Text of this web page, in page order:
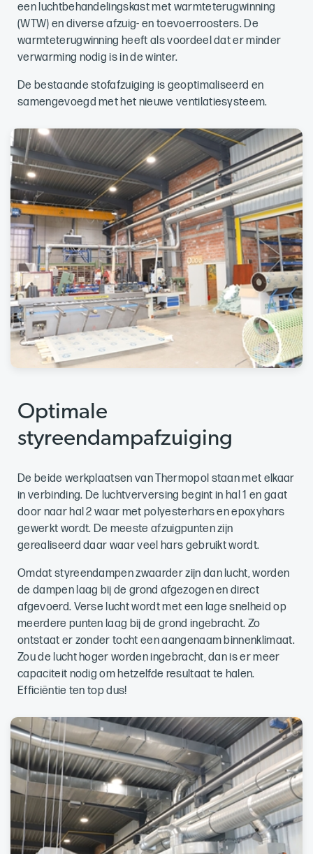
een luchtbehandelingskast met warmteterugwinning
(WTW) en diverse afzuig- en toevoerroosters. De
warmteterugwinning heeft als voordeel dat er minder
verwarming nodig is in de winter.
De bestaande stofafzuiging is geoptimaliseerd en
samengevoegd met het nieuwe ventilatiesysteem.
Optimale
styreendampafzuiging
De beide werkplaatsen van Thermopol staan met elkaar
in verbinding. De luchtverversing begint in hal 1 en gaat
door naar hal 2 waar met polyesterhars en epoxyhars
gewerkt wordt. De meeste afzuigpunten zijn
gerealiseerd daar waar veel hars gebruikt wordt.
Omdat styreendampen zwaarder zijn dan lucht, worden
de dampen laag bij de grond afgezogen en direct
afgevoerd. Verse lucht wordt met een lage snelheid op
meerdere punten laag bij de grond ingebracht. Zo
ontstaat er zonder tocht een aangenaam binnenklimaat.
Zou de lucht hoger worden ingebracht, dan is er meer
capaciteit nodig om hetzelfde resultaat te halen.
Efficiëntie ten top dus!